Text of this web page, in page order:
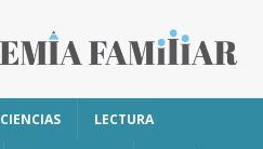
CIENCIAS LECTURA